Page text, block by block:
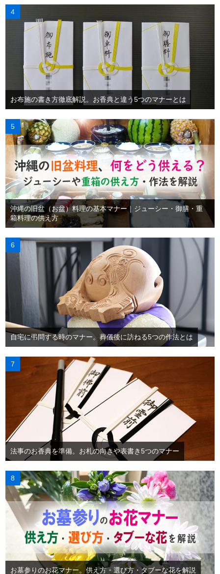
お布施の書き方徹底解説。お香典と違う5つのマナーとは
沖縄の旧盆（お盆）料理の基本マナー｜ジューシー・御膳・重
箱料理の供え方
自宅に弔問する時のマナー。葬儀後に訪ねる5つの作法とは
法事のお香典を準備。お札の向きや表書き5つのマナー
お墓参りのお花マナー。供え方・選び方・タブーな花を解説